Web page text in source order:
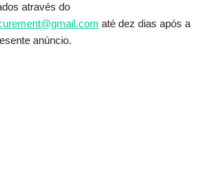
através do
até dez dias após a
anúncio.